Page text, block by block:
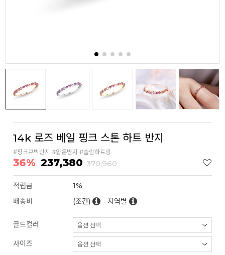
14k 로즈 베일 핑크 스톤 하트 반지
#핑크큐빅반지 #얇은반지 #슬림하트링
36% 237,380 370,960
적립금
1%
배송비
(조건) 지역별
골드컬러
사이즈